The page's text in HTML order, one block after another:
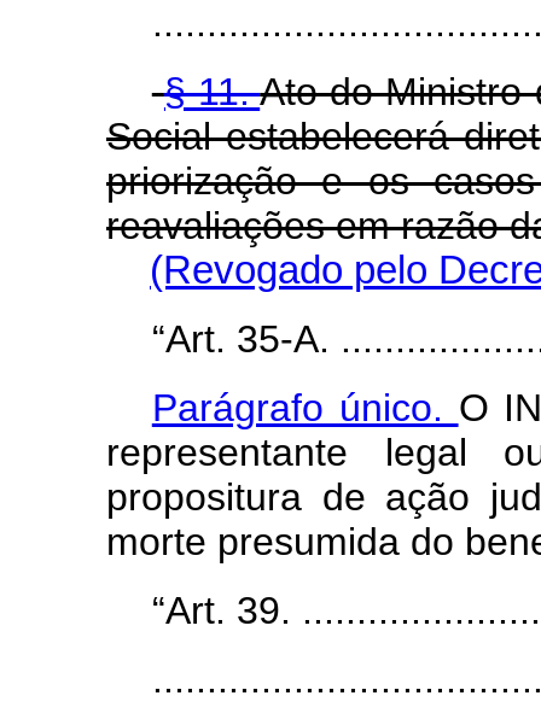
§ 11.Ato do Ministro
Social estabelecerá
priorização e os
reavaliações em razão
(Revogado pelo
“Art. 35-A.
Parágrafo único. O
representante legal
propositura de ação
morte presumida do
“Art. 39.